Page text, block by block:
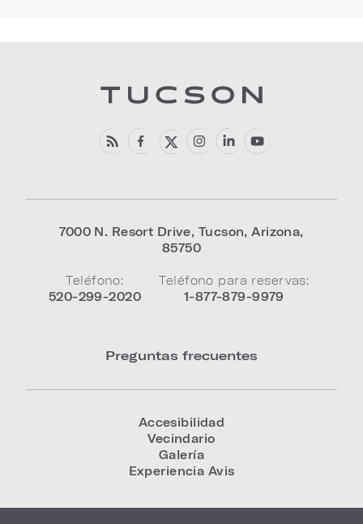
7000 N. Resort Drive, Tucson,Arizona,
85750
Teléfono:
520-299-2020
Teléfono para reservas:
1-877-879-9979
Preguntas frecuentes
Accesibilidad
Vecindario
Galería
Experiencia Avis